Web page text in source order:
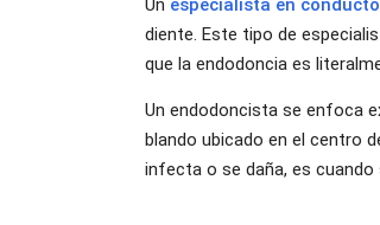
Un especialista en
diente. Este tipo de
que la endodoncia es
Un endodoncista se enfoca
blando ubicado en el centro
infecta o se daña, es